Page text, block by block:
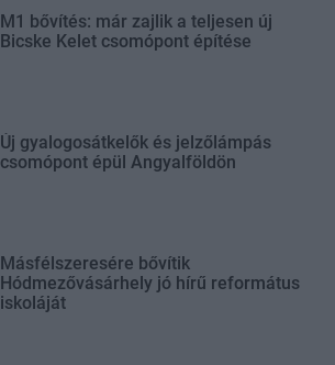
M1 bővítés: már zajlik a teljesen új
Bicske Kelet csomópont építése
Új gyalogosátkelők és jelzőlámpás
csomópont épül Angyalföldön
Másfélszeresére bővítik
Hódmezővásárhely jó hírű református
iskoláját